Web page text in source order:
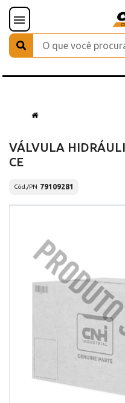
VÁLVULA
CE
Cód./PN 79109281